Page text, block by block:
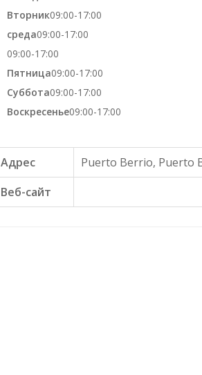
Вторник09:00-17:00
среда09:00-17:00
09:00-17:00
Пятница09:00-17:00
Суббота09:00-17:00
Воскресенье09:00-17:00
Адрес
Puerto Berrio, Puerto
Веб-сайт